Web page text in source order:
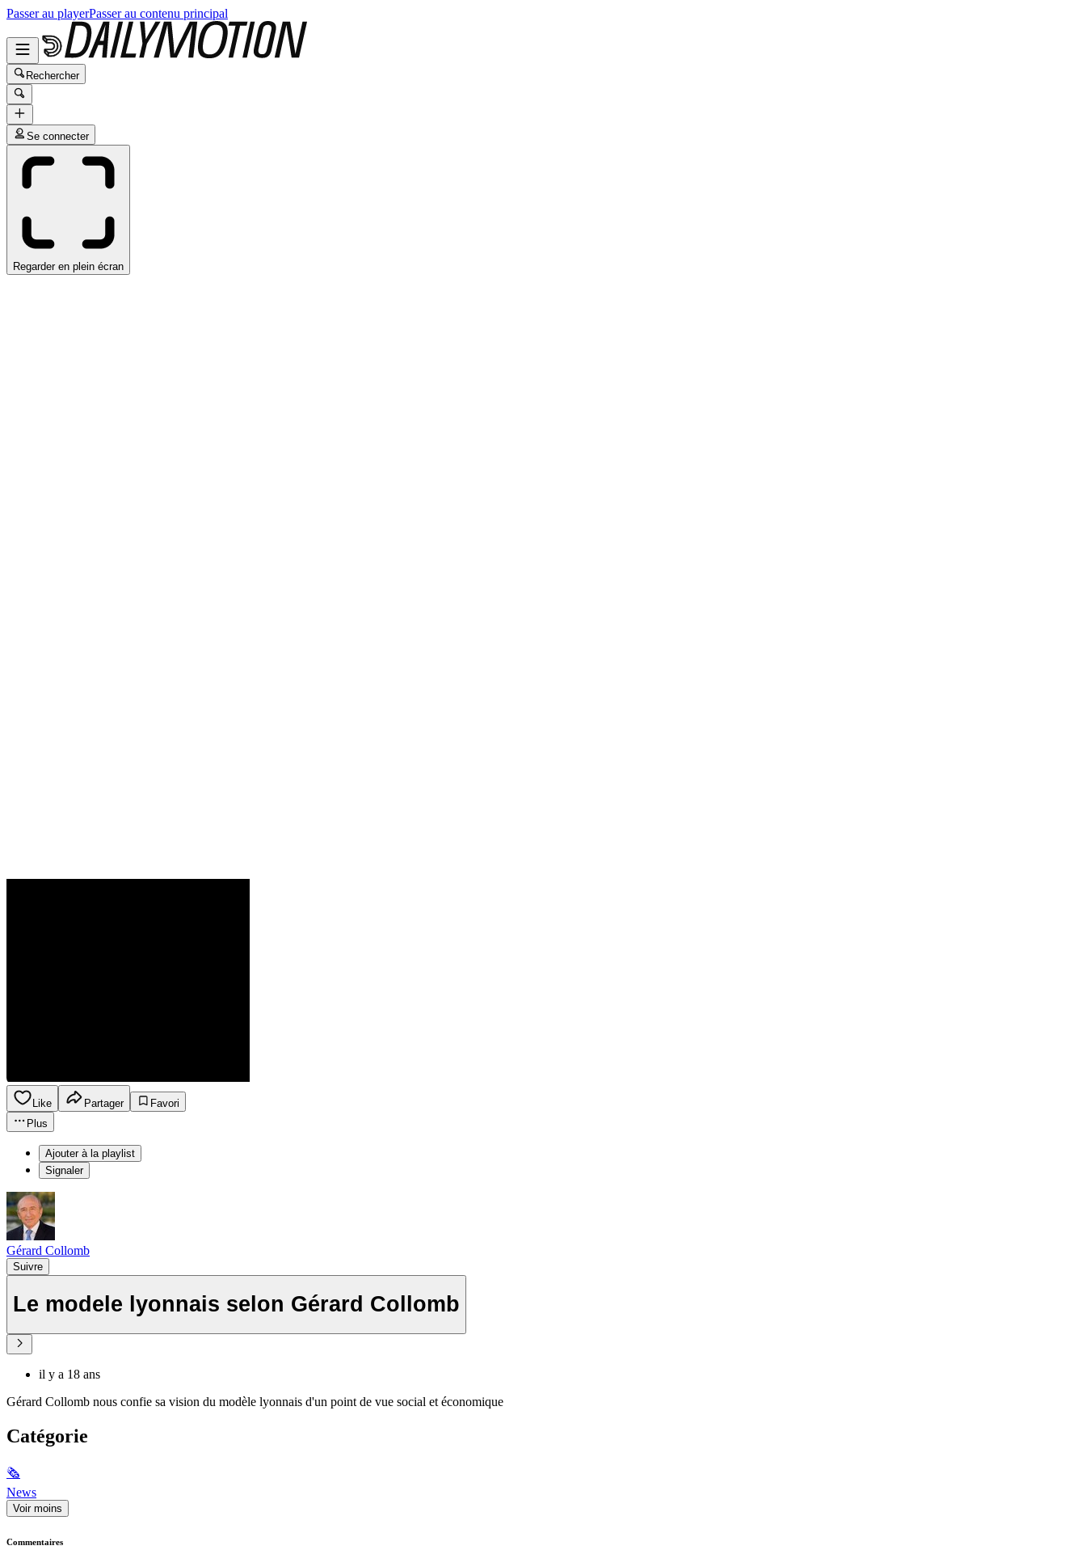
Passer au playerPasser au contenu principal
Rechercher
Se connecter
Regarder en plein écran
Like Partager
Favori
Plus
Ajouter à la playlist
Signaler
Gérard Collomb
Suivre
Le modele lyonnais selon Gérard Collomb
il y a 18 ans
Gérard Collomb nous confie sa vision du modèle lyonnais d'un point de vue social et économique
Catégorie
🗞
News
Voir moins
Commentaires